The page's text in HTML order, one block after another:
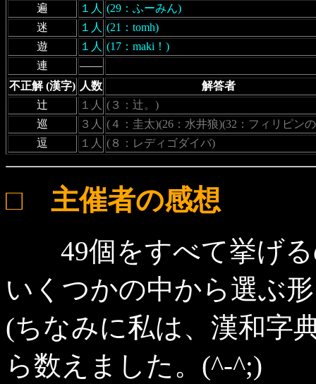
遍 １人 (29：ふーみん)
迷
１人 (21：tomh)
遊
１人 (17：maki！)
連
――
不正解 (漢字) 人数
解答者
辻
１人 (３：辻。)
巡
３人 (４：圭太)(26：水井狼)(32：フィリピン
逗
１人 (８：レディゴダイバ)
□ 主催者の感想
49個をすべて挙げる
いくつかの中から選ぶ
(ちなみに私は、漢和字
ら数えました。(^-^;)